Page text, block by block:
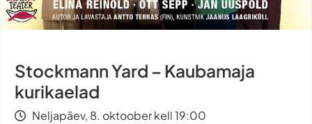
Stockmann Yard – Kaubamaja
kurikaelad
Neljapäev, 8. oktoober kell 19:00